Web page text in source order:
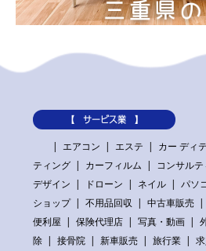
【 サービス業 】
エアコン
エステ カー ディ
ティング
カーフィルム コンサル
デザイン
ドローン ネイル パソ
ショップ
不用品回収 中古車販売
便利屋
保険代理店 写真・動画
除
接骨院 新車販売 旅行業